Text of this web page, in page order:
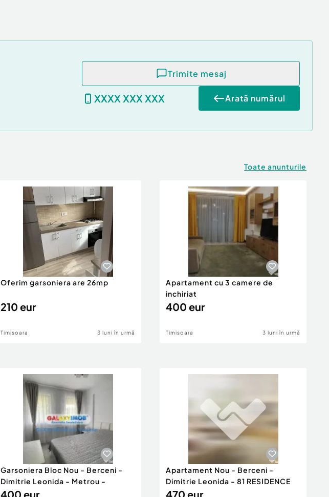
Trimite mesaj
XXXX XXX XXX Arată numărul
Toate anunturile
Oferim garsoniera are 26mp
210 eur
Timisoara 3 luni în urmă
Apartament cu 3 camere de
inchiriat
400 eur
Timisoara 3 luni în urmă
Garsoniera Bloc Nou - Berceni -
Dimitrie Leonida - Metrou -
400 eur
Apartament Nou - Berceni -
Dimitrie Leonida - 81 RESIDENCE
470 eur